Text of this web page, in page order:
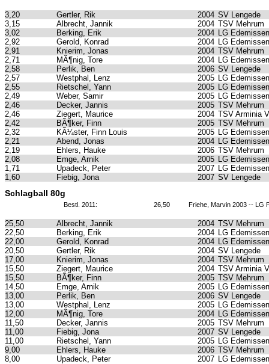
3,20 Gertler, Rik 2004 SV Lengede
3,15
Albrecht, Jannik 2004 TSV Mehrum
3,02
Berking, Erik 2004 LG
2,92
Gerold, Konrad 2004 LG
2,91
Knierim, Jonas 2004 TSV Mehrum
2,71
MÃ¶nig, Tore 2004 LG
2,58
Perlik, Ben 2006 SV Lengede
2,57
Westphal, Lenz 2005 LG
2,55
Rietschel, Yann 2005 LG
2,49
Weber, Samir 2005 LG
2,46
Decker, Jannis 2005 TSV Mehrum
2,46
Ziegert, Maurice 2004 TSV Arminia
2,42
BÃ¶ker, Finn 2005 TSV Mehrum
2,32
KÃ¼ster, Finn Louis 2005 LG
2,21
Abend, Jonas 2004 LG
2,19
Ehlers, Hauke 2006 TSV Mehrum
2,08
Emge, Arnik 2005 LG
1,71
Upadeck, Peter 2007 LG
1,60
Fiebig, Jona 2007 SV Lengede
Schlagball 80g
Bestl. 2011: 26,50 Friehe, Marvin 2003 -- LG
25,50 Albrecht, Jannik 2004 TSV Mehrum
22,50
Berking, Erik 2004 LG
22,00
Gerold, Konrad 2004 LG
20,50
Gertler, Rik 2004 SV Lengede
17,00
Knierim, Jonas 2004 TSV Mehrum
15,50
Ziegert, Maurice 2004 TSV Arminia
15,50
BÃ¶ker, Finn 2005 TSV Mehrum
14,50
Emge, Arnik 2005 LG
13,00
Perlik, Ben 2006 SV Lengede
13,00
Westphal, Lenz 2005 LG
12,00
MÃ¶nig, Tore 2004 LG
11,50
Decker, Jannis 2005 TSV Mehrum
11,00
Fiebig, Jona 2007 SV Lengede
11,00
Rietschel, Yann 2005 LG
9,00
Ehlers, Hauke 2006 TSV Mehrum
8,00
Upadeck, Peter 2007 LG